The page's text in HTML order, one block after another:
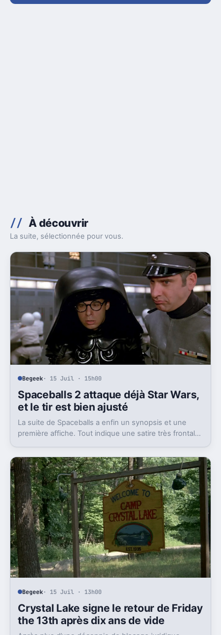
À découvrir
La suite, sélectionnée pour vous.
Begeek· 15 Juil · 15h00
Spaceballs 2 attaque déjà Star Wars,
et le tir est bien ajusté
La suite de Spaceballs a enfin un synopsis et une
première affiche. Tout indique une satire très frontale
Begeek· 15 Juil · 13h00
Crystal Lake signe le retour de Friday
the 13th après dix ans de vide